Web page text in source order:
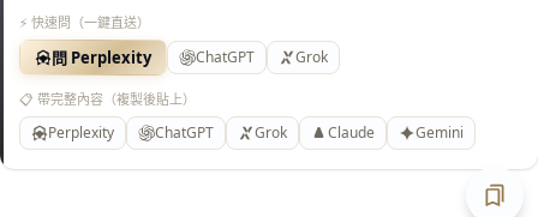
⚡ 快速問（一鍵直送）
問 Perplexity ChatGPT Grok
📋 帶完整內容（複製後貼上）
Perplexity ChatGPT Grok Claude Gemini